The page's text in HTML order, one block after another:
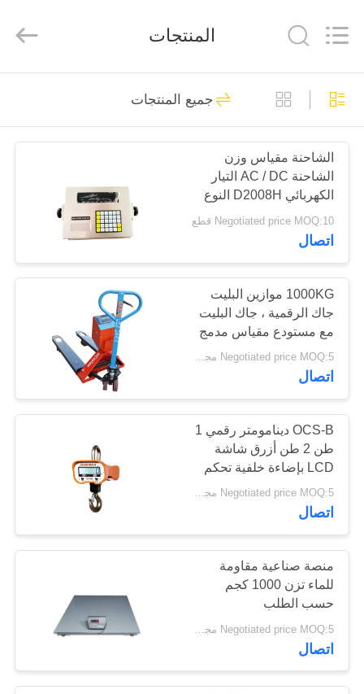
الصفحة
الرئيسية
منتجات
معلومات
جولة
المعمل
مراقبة
الجودة
اتصل
BLOG
اطلب
اقتباس
Commerce
Co.,
Rights
موازين الشاحنات
الصناعية
موازين الشاحنات
التجارية
14
مقياس الشاحنة
ويجبريدج
35
موازين المواشي
8
المنتجات
جميع المنتجات
الشاحنة مقياس وزن
الشاحنة AC / DC التيار
الكهربائي D2008H النوع
الرقمي
Negotiated price MOQ:10 قطع
اتصال
1000KG موازين البليت
جاك الرقمية ، جاك البليت
مع مستودع مقياس مدمج
Negotiated price MOQ:5 مجموعات
اتصال
OCS-B دينامومتر رقمي 1
طن 2 طن أزرق شاشة
LCD بإضاءة خلفية تحكم
لاسلكي
Negotiated price MOQ:5 مجموعة
اتصال
منصة صناعية مقاومة
للماء تزن 1000 كجم
حسب الطلب
اتصال